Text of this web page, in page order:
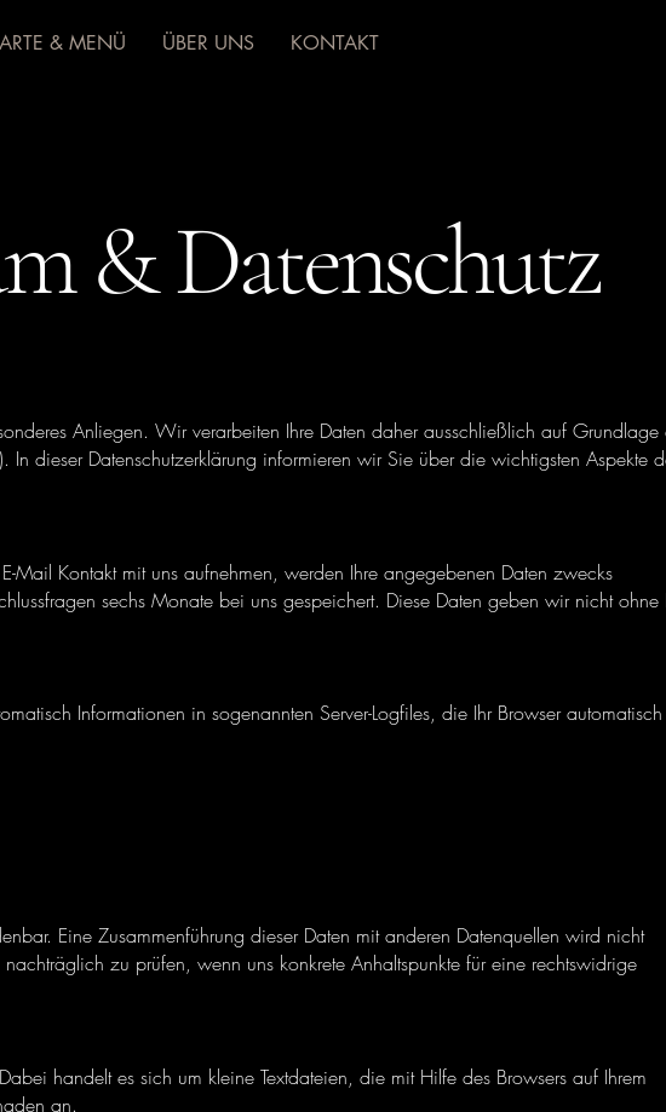
& MENÜ ÜBER UNS KONTAKT
& Datenschutz
Anliegen. Wir verarbeiten Ihre Daten daher ausschließlich auf Grundlage
dieser Datenschutzerklärung informieren wir Sie über die wichtigsten Aspekte
Mail Kontakt mit uns aufnehmen, werden Ihre angegebenen Daten zwecks
sechs Monate bei uns gespeichert. Diese Daten geben wir nicht ohne
Informationen in sogenannten Server-Logfiles, die Ihr Browser
Eine Zusammenführung dieser Daten mit anderen Datenquellen wird nicht
zu prüfen, wenn uns konkrete Anhaltspunkte für eine rechtswidrige
handelt es sich um kleine Textdateien, die mit Hilfe des Browsers auf Ihrem
an.